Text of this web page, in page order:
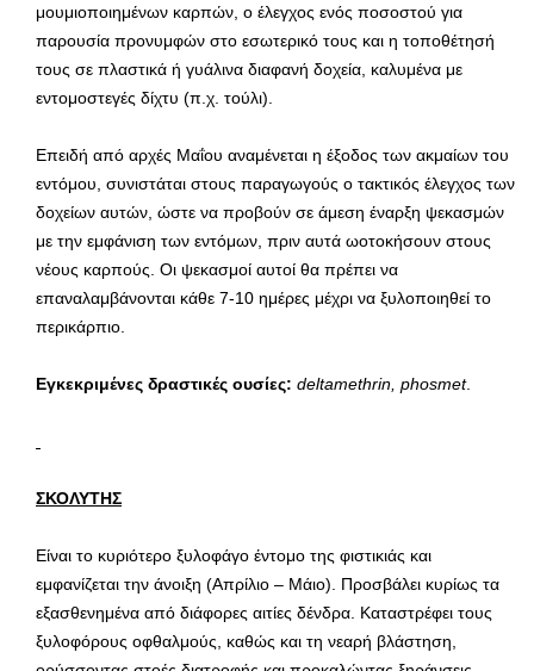
μουμιοποιημένων καρπών, ο έλεγχος ενός ποσοστού για
παρουσία προνυμφών στο εσωτερικό τους και η τοποθέτησή
τους σε πλαστικά ή γυάλινα διαφανή δοχεία, καλυμένα με
εντομοστεγές δίχτυ (π.χ. τούλι).
Επειδή από αρχές Μαΐου αναμένεται η έξοδος των ακμαίων του
εντόμου, συνιστάται στους παραγωγούς ο τακτικός έλεγχος των
δοχείων αυτών, ώστε να προβούν σε άμεση έναρξη ψεκασμών
με την εμφάνιση των εντόμων, πριν αυτά ωοτοκήσουν στους
νέους καρπούς. Οι ψεκασμοί αυτοί θα πρέπει να
επαναλαμβάνονται κάθε 7-10 ημέρες μέχρι να ξυλοποιηθεί το
περικάρπιο.
Εγκεκριμένες δραστικές ουσίες: deltamethrin, phosmet.
ΣΚΟΛΥΤΗΣ
Είναι το κυριότερο ξυλοφάγο έντομο της φιστικιάς και
εμφανίζεται την άνοιξη (Απρίλιο – Μάιο). Προσβάλει κυρίως τα
εξασθενημένα από διάφορες αιτίες δένδρα. Καταστρέφει τους
ξυλοφόρους οφθαλμούς, καθώς και τη νεαρή βλάστηση,